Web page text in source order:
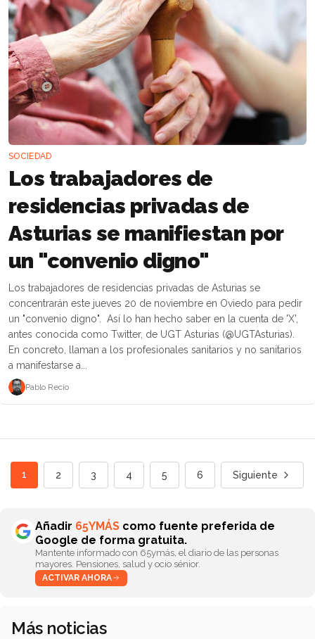
SOCIEDAD
Los trabajadores de
residencias privadas de
Asturias se manifiestan por
un "convenio digno"
Los trabajadores de residencias privadas de Asturias se
concentrarán este jueves 20 de noviembre en Oviedo para pedir
un "convenio digno". Así lo han hecho saber en la cuenta de 'X',
antes conocida como Twitter, de UGT Asturias (@UGTAsturias).
En concreto, llaman a los profesionales sanitarios y no sanitarios
a manifestarse a...
Pablo Recio
1 2 3 4 5 6 Siguiente
Añadir 65YMÁS como fuente preferida de
Google de forma gratuita.
Mantente informado con 65ymás, el diario de las personas
mayores. Pensiones, salud y ocio sénior.
ACTIVAR AHORA
Más noticias